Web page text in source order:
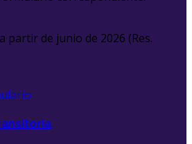
partir de junio de 2026 (Res.